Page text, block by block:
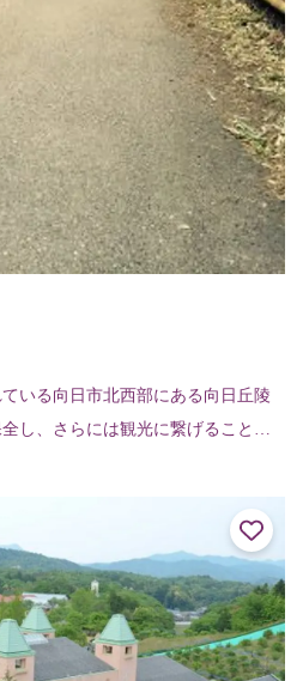
いる向日市北西部にある向日丘陵
し、さらには観光に繋げることを